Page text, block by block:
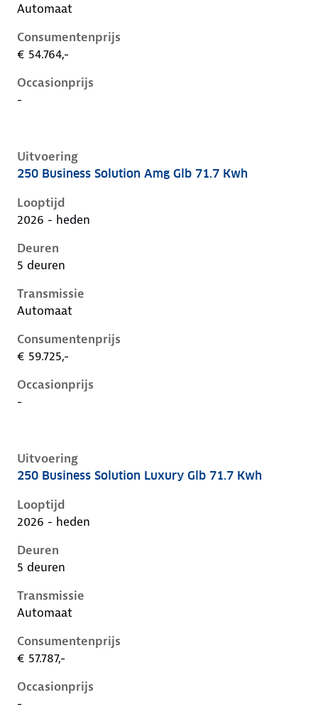
Automaat
Consumentenprijs
€ 54.764,-
Occasionprijs
-
Uitvoering
Mercedes Glb-Klasse ii-x248, glb 71.7 kwh, 200 kW,
250 Business Solution Amg Glb 71.7 Kwh
Looptijd
2026 - heden
Deuren
5 deuren
Transmissie
Automaat
Consumentenprijs
€ 59.725,-
Occasionprijs
-
Uitvoering
Mercedes Glb-Klasse ii-x248, glb 71.7 kwh, 200 kW,
250 Business Solution Luxury Glb 71.7 Kwh
Looptijd
2026 - heden
Deuren
5 deuren
Transmissie
Automaat
Consumentenprijs
€ 57.787,-
Occasionprijs
-